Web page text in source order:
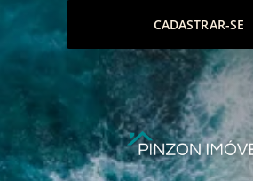
CADASTRAR-SE